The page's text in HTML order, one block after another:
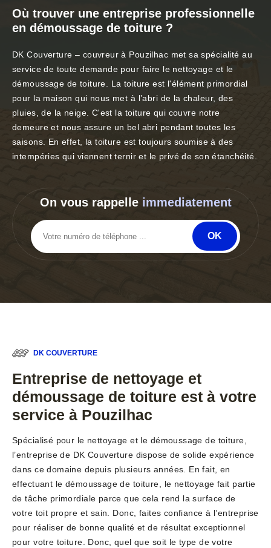
Où trouver une entreprise professionnelle
en démoussage de toiture ?
DK Couverture – couvreur à Pouzilhac met sa spécialité au
service de toute demande pour faire le nettoyage et le
démoussage de toiture. La toiture est l'élément primordial
pour la maison qui nous met à l’abri de la chaleur, des
pluies, de la neige. C'est la toiture qui couvre notre
demeure et nous assure un bel abri pendant toutes les
saisons. En effet, la toiture est toujours soumise à des
intempéries qui viennent ternir et le privé de son étanchéité.
On vous rappelle immediatement
DK COUVERTURE
Entreprise de nettoyage et
démoussage de toiture est à votre
service à Pouzilhac
Spécialisé pour le nettoyage et le démoussage de toiture,
l’entreprise de DK Couverture dispose de solide expérience
dans ce domaine depuis plusieurs années. En fait, en
effectuant le démoussage de toiture, le nettoyage fait partie
de tâche primordiale parce que cela rend la surface de
votre toit propre et sain. Donc, faites confiance à l’entreprise
pour réaliser de bonne qualité et de résultat exceptionnel
pour votre toiture. Donc, quel que soit le type de votre